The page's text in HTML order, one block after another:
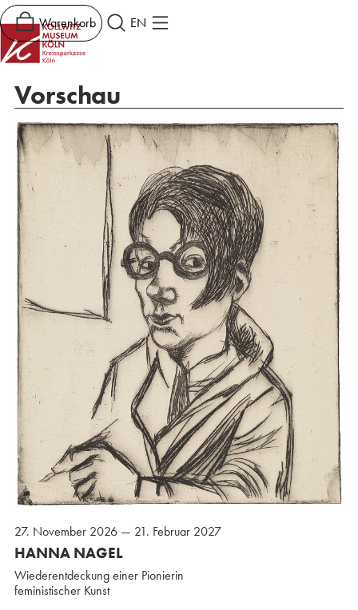
Warenkorb EN
Vorschau
27. November 2026 — 21. Februar 2027
HANNA NAGEL
Wiederentdeckung einer Pionierin
feministischer Kunst